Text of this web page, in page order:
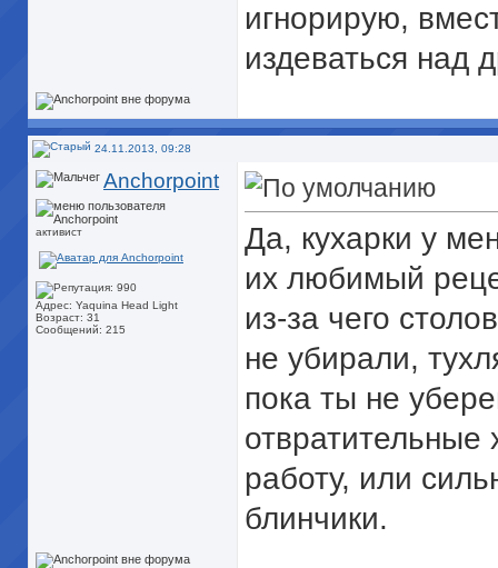
игнорирую,
издеваться над
24.11.2013, 09:28
Anchorpoint
активист
Адрес: Yaquina Head Light
Возраст: 31
Сообщений: 215
Да, кухарки у
их любимый
из-за чего
не убирали,
пока ты не
отвратительные
работу, или
блинчики.